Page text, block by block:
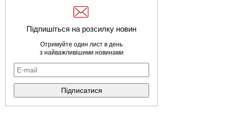
Підпишіться на розсилку новин
Отримуйте один лист в день
з найважливішими новинами